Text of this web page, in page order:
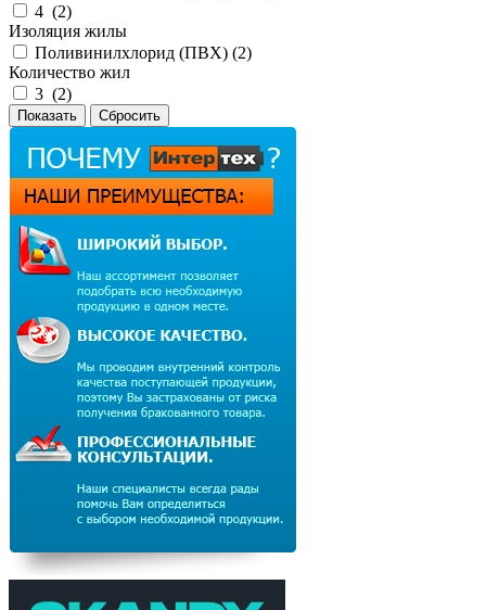
4 (2)
Изоляция жилы
Поливинилхлорид (ПВХ) (2)
Количество жил
3 (2)